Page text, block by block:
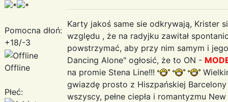
Pomocna dłoń:
+18/-3
Offline
Płeć:
Karty jakoś same sie odkrywają, Krister
względu , że na radyjku zawitał
powstrzymać, aby przy nim samym i
Dancing Alone" ogłosić, że to ON -
na promie Stena Line!!!
gwiazdę prosto z Hiszpańskiej
wszyscy, pełne ciepła i romantyzmu